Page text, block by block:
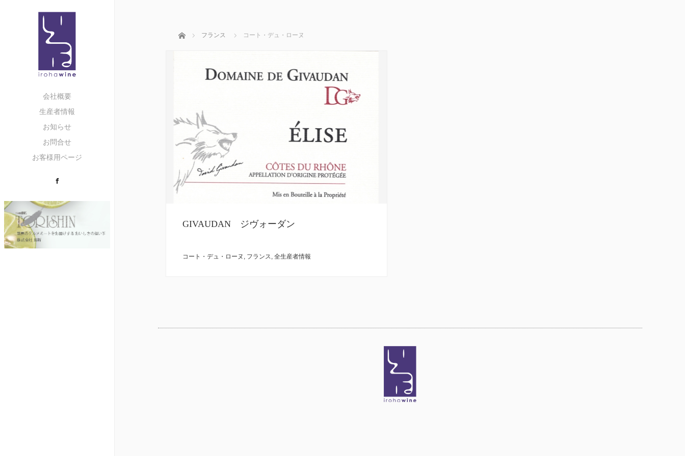
会社概要
生産者情報
お知らせ
お問合せ
お客様用ページ
ホーム フランス コート・デュ・ローヌ
GIVAUDAN ジヴォーダン
コート・デュ・ローヌ フランス 全生産者情報